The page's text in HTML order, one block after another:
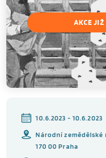
AKCE JIŽ
10.6.2023 - 10.6.2023
Národní zemědělské
170 00 Praha